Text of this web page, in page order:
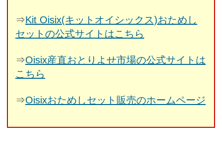
⇒Kit Oisix(キットオイシックス)おためし
セットの公式サイトはこちら
⇒Oisix産直おとりよせ市場の公式サイトは
こちら
⇒Oisixおためしセット販売のホームページ